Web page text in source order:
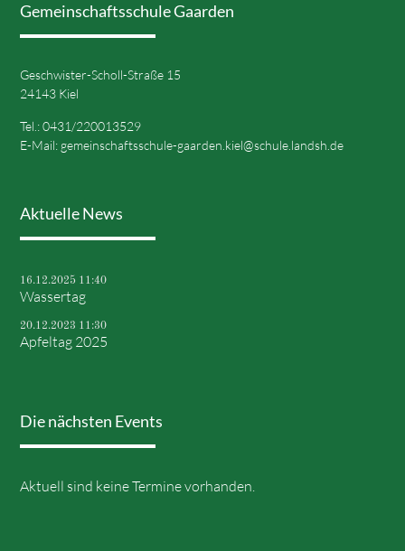
Gemeinschaftsschule Gaarden
Geschwister-Scholl-Straße 15
24143 Kiel
Tel.: 0431/220013529
E-Mail: gemeinschaftsschule-gaarden.kiel@schule.landsh.de
Aktuelle News
16.12.2025 11:40
Wassertag
20.12.2023 11:30
Apfeltag 2025
Die nächsten Events
Aktuell sind keine Termine vorhanden.